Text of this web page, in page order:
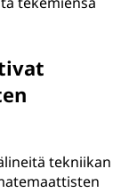
tekniikan